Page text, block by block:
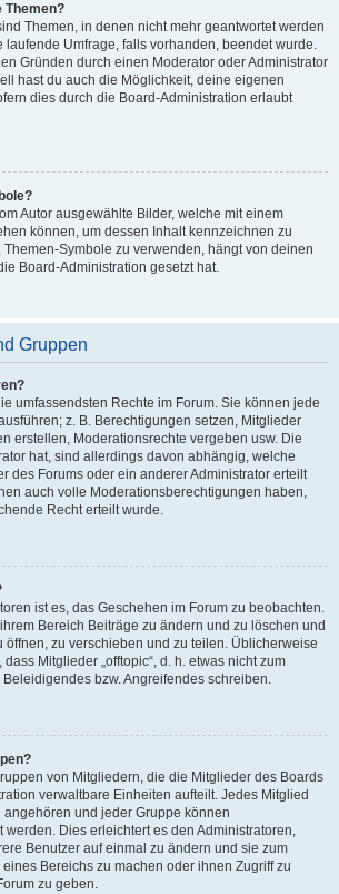
Themen?
Themen, in denen nicht mehr geantwortet werden
laufende Umfrage, falls vorhanden, beendet wurde.
Gründen durch einen Moderator oder Administrator
hast du auch die Möglichkeit, deine eigenen
dies durch die Board-Administration erlaubt
Autor ausgewählte Bilder, welche mit einem
können, um dessen Inhalt kennzeichnen zu
Symbole zu verwenden, hängt von deinen
Board-Administration gesetzt hat.
Gruppen
umfassendsten Rechte im Forum. Sie können jede
z. B. Berechtigungen setzen, Mitglieder
erstellen, Moderationsrechte vergeben usw. Die
hat, sind allerdings davon abhängig, welche
des Forums oder ein anderer Administrator erteilt
auch volle Moderationsberechtigungen haben,
Recht erteilt wurde.
ist es, das Geschehen im Forum zu beobachten.
Bereich Beiträge zu ändern und zu löschen und
öffnen, zu verschieben und zu teilen. Üblicherweise
Mitglieder „offtopic“, d. h. etwas nicht zum
bzw. Angreifendes schreiben.
von Mitgliedern, die die Mitglieder des Boards
verwaltbare Einheiten aufteilt. Jedes Mitglied
angehören und jeder Gruppe können
werden. Dies erleichtert es den Administratoren,
Benutzer auf einmal zu ändern und sie zum
Bereichs zu machen oder ihnen Zugriff zu
zu geben.